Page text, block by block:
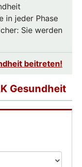
in jeder Phase
Sie werden
beitreten!